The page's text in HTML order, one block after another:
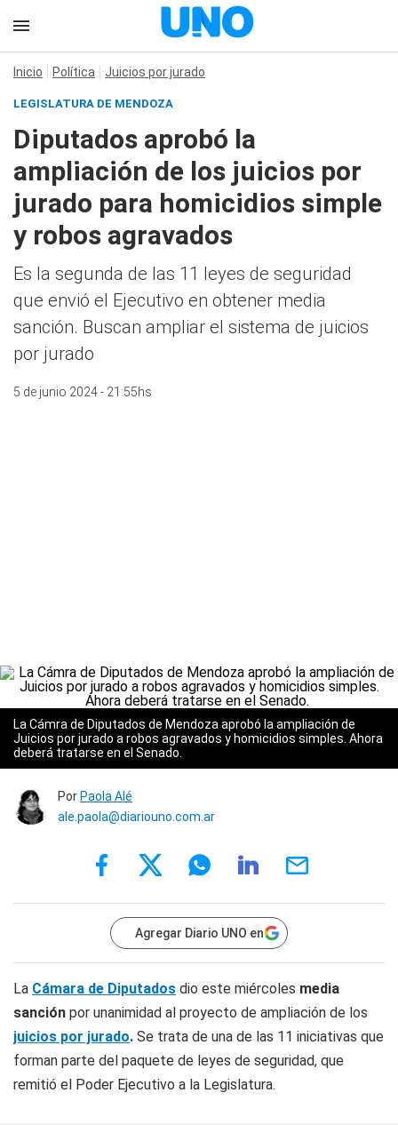
Inicio Política Juicios por jurado
LEGISLATURA DE MENDOZA
Diputados aprobó la
ampliación de los juicios por
jurado para homicidios simple
y robos agravados
Es la segunda de las 11 leyes de seguridad
que envió el Ejecutivo en obtener media
sanción. Buscan ampliar el sistema de juicios
por jurado
5 de junio 2024 - 21:55hs
La Cámra de Diputados de Mendoza aprobó la ampliación de
Juicios por jurado a robos agravados y homicidios simples. Ahora
deberá tratarse en el Senado.
Por Paola Alé
ale.paola@diariouno.com.ar
Agregar Diario UNO en
La Cámara de Diputados dio este miércoles media
sanción por unanimidad al proyecto de ampliación de los
juicios por jurado. Se trata de una de las 11 iniciativas que
forman parte del paquete de leyes de seguridad, que
remitió el Poder Ejecutivo a la Legislatura.